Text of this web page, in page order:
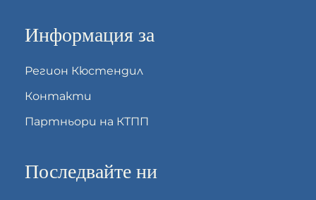
Информация за
Регион Кюстендил
Контакти
Партньори на КТПП
Последвайте ни